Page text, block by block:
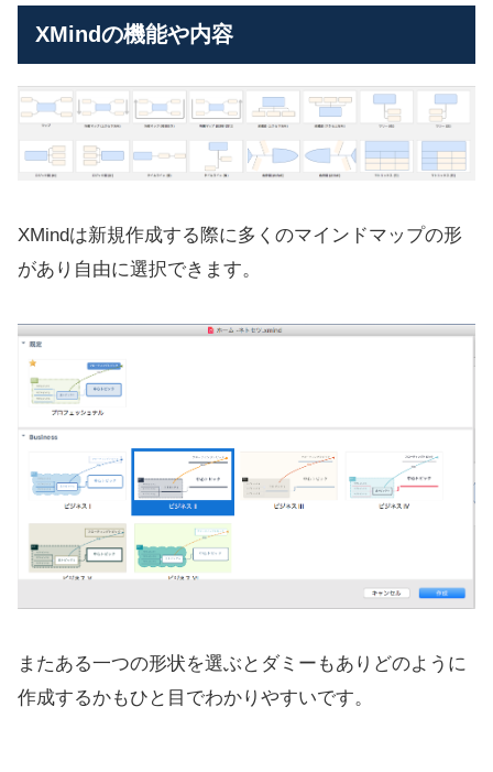
XMindの機能や内容
XMindは新規作成する際に多くのマインドマップの形
があり自由に選択できます。
またある一つの形状を選ぶとダミーもありどのように
作成するかもひと目でわかりやすいです。